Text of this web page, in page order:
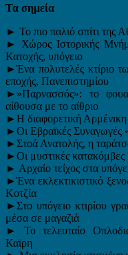
Τα σημεία
► Το πιο παλιό σπίτι της
► Χώρος Ιστορικής
Κατοχής, υπόγειο
►Ένα πολυτελές κτίριο
εποχής, Πανεπιστημίου
►»Παρνασσός»: το
αίθουσα με το αίθριο
►Η διαφορετική
►Οι Εβραϊκές
►Στοά Ανατολής, η
►Οι μυστικές
► Αρχαίο τείχος στα
►Ένα εκλεκτικιστικό
Κοτζία
►Στο υπόγειο κτιρίου
μέσα σε μαγαζιά
► Το τελευταίο
Καϊρη